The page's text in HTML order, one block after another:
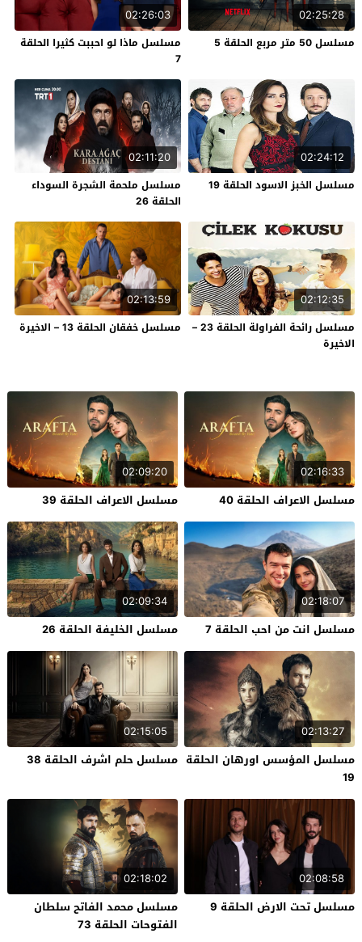
02:25:28
مسلسل 50 متر مربع الحلقة 5
02:26:03
مسلسل ماذا لو احببت كثيرا الحلقة
7
02:24:12
مسلسل الخبز الاسود الحلقة 19
02:11:20
مسلسل ملحمة الشجرة السوداء
الحلقة 26
02:12:35
مسلسل رائحة الفراولة الحلقة 23 –
الاخيرة
02:13:59
مسلسل خفقان الحلقة 13 – الاخيرة
02:16:33
مسلسل الاعراف الحلقة 40
02:09:20
مسلسل الاعراف الحلقة 39
02:18:07
مسلسل انت من احب الحلقة 7
02:09:34
مسلسل الخليفة الحلقة 26
02:13:27
مسلسل المؤسس اورهان الحلقة
19
02:15:05
مسلسل حلم اشرف الحلقة 38
02:08:58
مسلسل تحت الارض الحلقة 9
02:18:02
مسلسل محمد الفاتح سلطان
الفتوحات الحلقة 73